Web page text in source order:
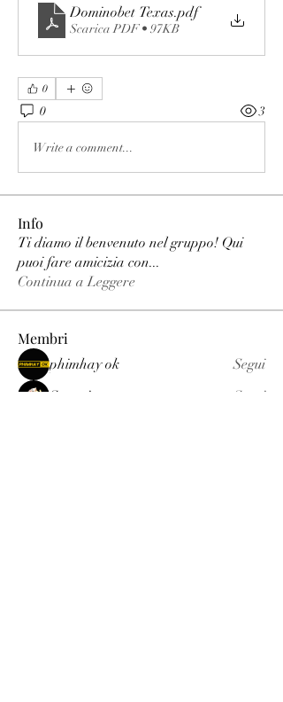
Dominobet Texas.pdf
Scarica PDF • 97KB
0
0 3
Write a comment...
Info
Ti diamo il benvenuto nel gruppo! Qui
puoi fare amicizia con...
Continua a Leggere
Membri
phimhay ok
Segui
Sun win
Segui